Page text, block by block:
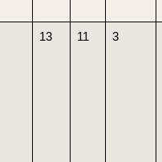
13 11 3